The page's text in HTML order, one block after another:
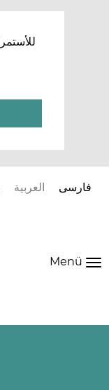
العربية فارسی
Menü